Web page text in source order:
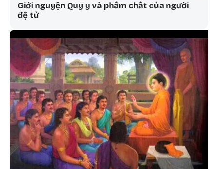
Giới nguyện Quy y và phẩm chất của người
đệ tử